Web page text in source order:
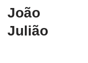
João
Julião